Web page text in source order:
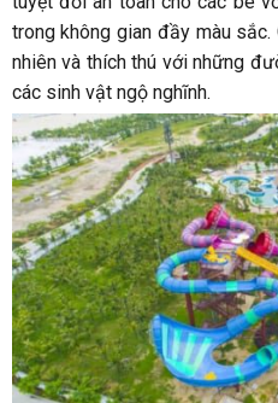
trong không gian đầy màu
nhiên và thích thú với những
các sinh vật ngộ nghĩnh.